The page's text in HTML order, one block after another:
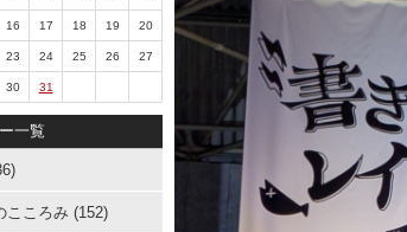
16 17 18 19 20
23 24 25 26 27
30 31
一覧
こころみ (152)